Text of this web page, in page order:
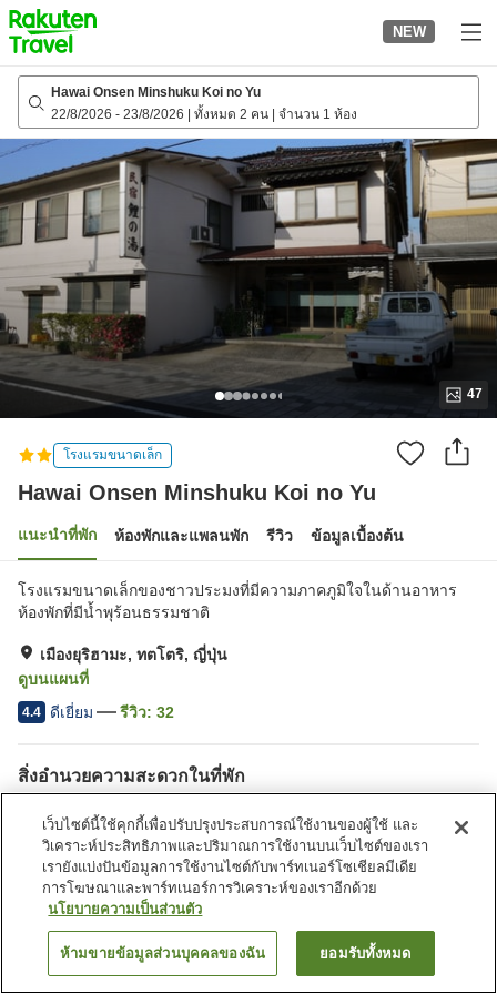
to
top
page
NEW
Hawai Onsen Minshuku Koi no Yu
22/8/2026 - 23/8/2026 ทั้งหมด 2 คน จำนวน 1 ห้อง
47
โรงแรมขนาดเล็ก
Hawai Onsen Minshuku Koi no Yu
แนะนำที่พัก ห้องพักและแพลนพัก รีวิว ข้อมูลเบื้องต้น
โรงแรมขนาดเล็กของชาวประมงที่มีความภาคภูมิใจในด้านอาหาร
ห้องพักที่มีน้ำพุร้อนธรรมชาติ
เมืองยุริฮามะ, ทตโตริ, ญี่ปุ่น
ดูบนแผนที่
4.4 ดีเยี่ยม รีวิว: 32
สิ่งอำนวยความสะดวกในที่พัก
ร้อน)
ห้องอาบน้ำใหญ่
ห้องอาบน้ำใหญ่ (มีบ่อน้ำพุ
ร้อน)
หน้าแรก ญี่ปุ่น ทตโตริ
เมืองยุริฮามะ
Hawai Onsen Minshuku Koi no Yuค้นหาห้องพัก
เว็บไซต์นี้ใช้คุกกี้เพื่อปรับปรุงประสบการณ์ใช้งานของผู้ใช้ และ
วิเคราะห์ประสิทธิภาพและปริมาณการใช้งานบนเว็บไซต์ของเรา
เรายังแบ่งปันข้อมูลการใช้งานไซต์กับพาร์ทเนอร์โซเชียลมีเดีย
การโฆษณาและพาร์ทเนอร์การวิเคราะห์ของเราอีกด้วย
นโยบายความเป็นส่วนตัว
ห้ามขายข้อมูลส่วนบุคคลของฉัน ยอมรับทั้งหมด